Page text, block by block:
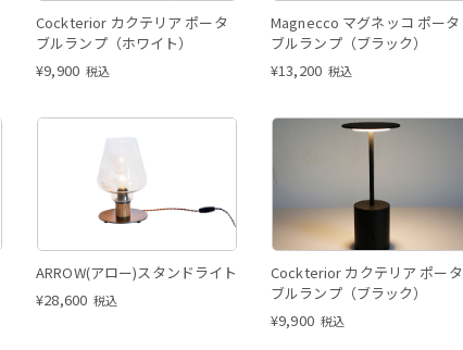
Cockterior カクテリア ポータ
ブルランプ（ホワイト）
¥9,900 税込
Magnecco マグネッコ ポータ
ブルランプ（ブラック）
¥13,200 税込
ARROW(アロー)スタンドライト
¥28,600 税込
Cockterior カクテリア ポータ
ブルランプ（ブラック）
¥9,900 税込